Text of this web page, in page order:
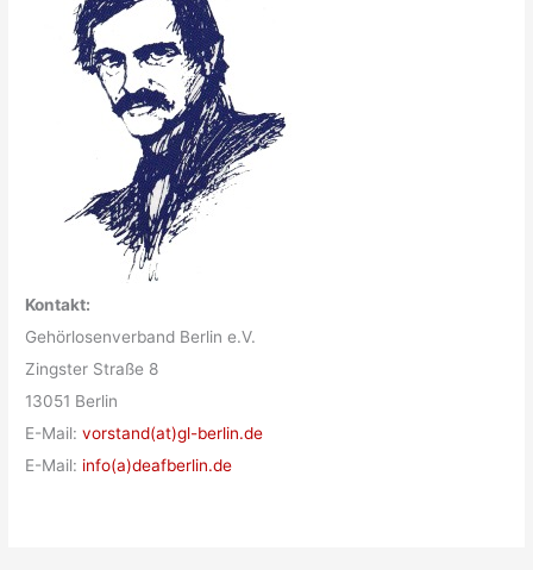
Kontakt:
Gehörlosenverband Berlin e.V.
Zingster Straße 8
13051 Berlin
E-Mail:vorstand(at)gl-berlin.de
E-Mail: info(a)deafberlin.de